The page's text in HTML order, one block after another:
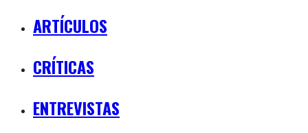
ARTÍCULOS
CRÍTICAS
ENTREVISTAS